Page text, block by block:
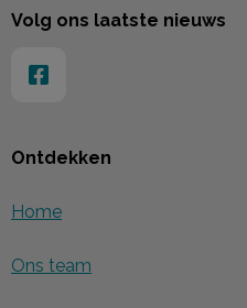
Ontdekken
Home
Ons team
Volg ons laatste nieuws